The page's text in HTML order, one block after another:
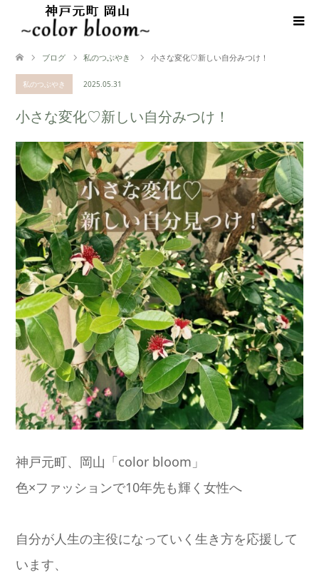
ブログ 私のつぶやき 小さな変化♡新しい自分みつけ！
私のつぶやき 2025.05.31
小さな変化♡新しい自分みつけ！
神戸元町、岡山「color bloom」
色×ファッションで10年先も輝く女性へ
自分が人生の主役になっていく生き方を応援して
います、